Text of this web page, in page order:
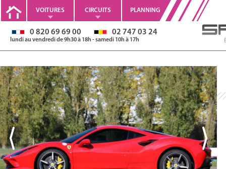
VOITURES CIRCUITS PLANNING
0 820 69 69 00 02 747 03 24
lundi au vendredi de 9h30 à 18h - samedi 10h à 17h